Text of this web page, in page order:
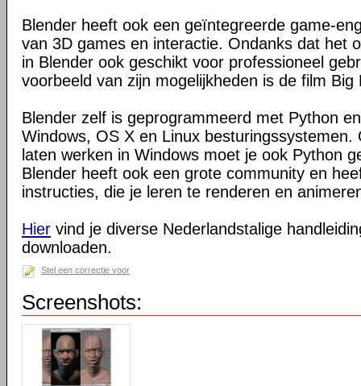
Blender heeft ook een geïntegreerde game-
van 3D games en interactie. Ondanks dat het
in Blender ook geschikt voor professioneel
voorbeeld van zijn mogelijkheden is de film Big
Blender zelf is geprogrammeerd met Python
Windows, OS X en Linux besturingssystemen.
laten werken in Windows moet je ook Python
Blender heeft ook een grote community en
instructies, die je leren te renderen en
Hier vind je diverse Nederlandstalige
downloaden.
Stel een correctie voor
Screenshots: